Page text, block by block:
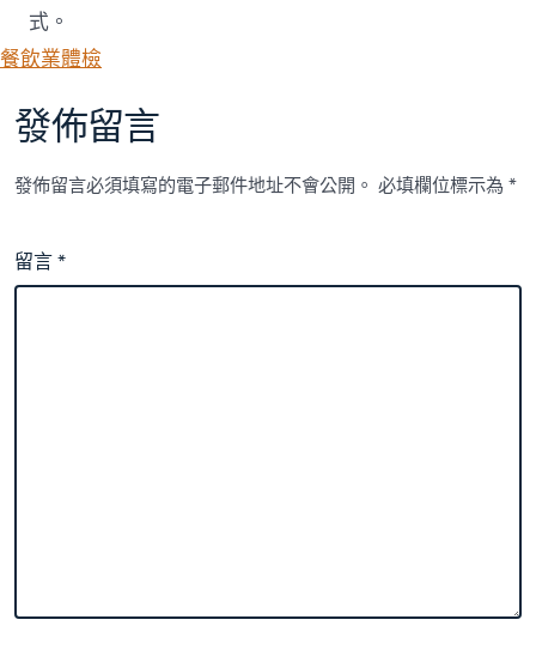
式。
餐飲業體檢
發佈留言
發佈留言必須填寫的電子郵件地址不會公開。 必填欄位標示為*
留言*